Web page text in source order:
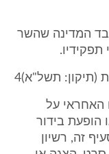
המדינה שהשר
תפקידיו.
האחראי על
בידור
זה, רשיון